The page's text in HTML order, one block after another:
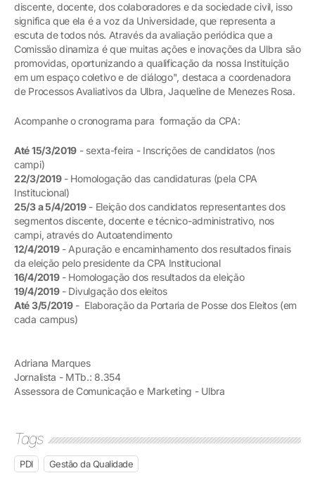
discente, docente, dos colaboradores e da sociedade civil, isso
significa que ela é a voz da Universidade, que representa a
escuta de todos nós. Através da avaliação periódica que a
Comissão dinamiza é que muitas ações e inovações da Ulbra são
promovidas, oportunizando a qualificação da nossa Instituição
em um espaço coletivo e de diálogo", destaca a coordenadora
de Processos Avaliativos da Ulbra, Jaqueline de Menezes Rosa.
Acompanhe o cronograma para formação da CPA:
Até 15/3/2019 - sexta-feira - Inscrições de candidatos (nos
campi)
22/3/2019- Homologação das candidaturas (pela CPA
Institucional)
25/3 a 5/4/2019- Eleição dos candidatos representantes dos
segmentos discente, docente e técnico-administrativo, nos
campi, através do Autoatendimento
12/4/2019- Apuração e encaminhamento dos resultados finais
da eleição pelo presidente da CPA Institucional
16/4/2019- Homologação dos resultados da eleição
19/4/2019- Divulgação dos eleitos
Até 3/5/2019- Elaboração da Portaria de Posse dos Eleitos (em
cada campus)
Adriana Marques
Jornalista - MTb.: 8.354
Assessora de Comunicação e Marketing - Ulbra
Tags
PDI Gestão da Qualidade